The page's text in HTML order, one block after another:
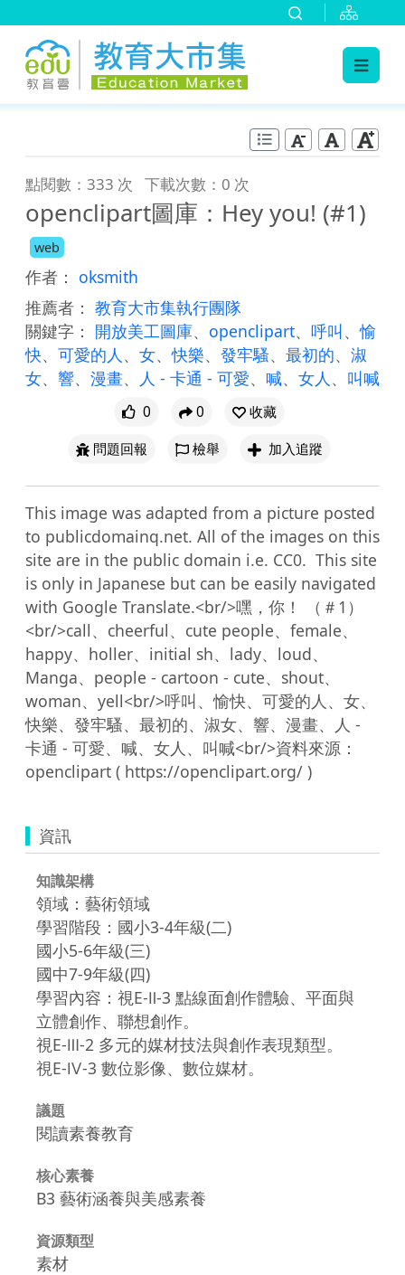
點閱數：333 次 下載次數：0 次
openclipart圖庫：Hey you! (#1)
web
作者： oksmith
推薦者： 教育大市集執行團隊
關鍵字： 開放美工圖庫、 openclipart、 呼叫、愉
快、 可愛的人 、 女、快樂、 發牢騷、 最初的、 淑
女、 響、 漫畫、 人 - 卡通 - 可愛、 喊、 女人 、 叫喊
0 0
收藏
問題回報
檢舉 加入追蹤
This image was adapted from a picture posted
to publicdomainq.net. All of the images on this
site are in the public domain i.e. CC0.  This site
is only in Japanese but can be easily navigated
with Google Translate.<br/>嘿，你！ （＃1）
<br/>call、cheerful、cute people、female、
happy、holler、initial sh、lady、loud、
Manga、people - cartoon - cute、shout、
woman、yell<br/>呼叫、愉快、可愛的人、女、
快樂、發牢騷、最初的、淑女、響、漫畫、人 -
卡通 - 可愛、喊、女人、叫喊<br/>資料來源：
資訊
知識架構
領域：藝術領域
學習階段：國小3-4年級(二)
國小5-6年級(三)
國中7-9年級(四)
學習內容：視E-Ⅱ-3 點線面創作體驗、平面與
立體創作、聯想創作。
視E-Ⅲ-2 多元的媒材技法與創作表現類型。
視E-Ⅳ-3 數位影像、數位媒材。
議題
閱讀素養教育
核心素養
B3 藝術涵養與美感素養
資源類型
素材